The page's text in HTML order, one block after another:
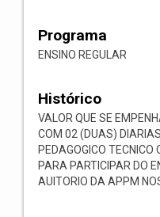
Programa
ENSINO REGULAR
Histórico
VALOR QUE SE
COM 02 (DUAS)
PEDAGOGICO TECNICO
PARA PARTICIPAR DO
AUITORIO DA APPM